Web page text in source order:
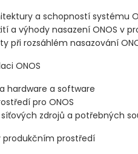
a schopností systému
a výhody nasazení ONOS v
při rozsáhlém nasazování
ONOS
hardware a software
pro ONOS
zdrojů a potřebných
produkčním prostředí